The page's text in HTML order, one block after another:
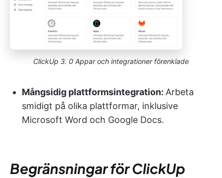
ClickUp 3. 0 Appar och integrationer förenklade
Mångsidig plattformsintegration: Arbeta
smidigt på olika plattformar, inklusive
Microsoft Word och Google Docs.
Begränsningar för ClickUp